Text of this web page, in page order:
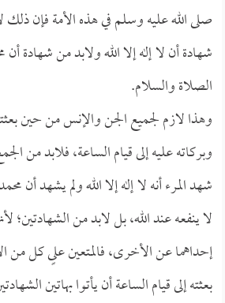
صلى الله عليه وسلم في هذه الأمة فإن ذلك
شهادة أن لا إله إلا الله ولابد من شهادة
الصلاة والسلام.
وهذا لازم لجميع الجن والإنس من حين
وبركاته عليه إلى قيام الساعة، فلابد من
شهد المرء أنه لا إله إلا الله ولم يشهد أن
لا ينفعه عند الله، بل لابد من الشهادتين؛
إحداهما عن الأخرى، فالمتعين علىٍ كل
بعثته إلى قيام الساعة أن يأتوا بهاتين